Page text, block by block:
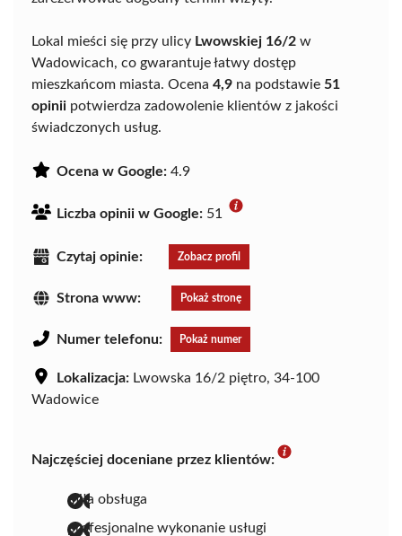
Lokal mieści się przy ulicy Lwowskiej 16/2 w
Wadowicach, co gwarantuje łatwy dostęp
mieszkańcom miasta. Ocena 4,9 na podstawie 51
opinii potwierdza zadowolenie klientów z jakości
świadczonych usług.
Ocena w Google: 4.9
Liczba opinii w Google: 51
Czytaj opinie: Zobacz profil
Strona www: Pokaż stronę
Numer telefonu: Pokaż numer
Lokalizacja: Lwowska 16/2 piętro, 34-100
Wadowice
Najczęściej doceniane przez klientów:
miła obsługa
profesjonalne wykonanie usługi